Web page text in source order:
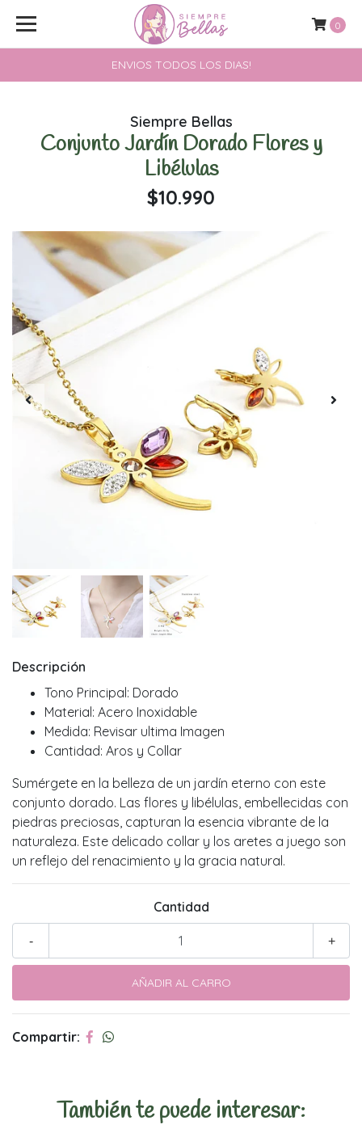
ENVIOS TODOS LOS DIAS!
0
Siempre Bellas
Conjunto Jardín Dorado Flores y
Libélulas
$10.990
Descripción
Tono Principal: Dorado
Material: Acero Inoxidable
Medida: Revisar ultima Imagen
Cantidad: Aros y Collar
Sumérgete en la belleza de un jardín eterno con este
conjunto dorado. Las flores y libélulas, embellecidas con
piedras preciosas, capturan la esencia vibrante de la
naturaleza. Este delicado collar y los aretes a juego son
un reflejo del renacimiento y la gracia natural.
Cantidad
+
-
Compartir:
También te puede interesar: